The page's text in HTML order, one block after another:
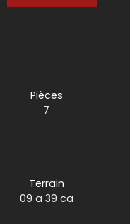
Pièces
7
Terrain
09 a 39 ca